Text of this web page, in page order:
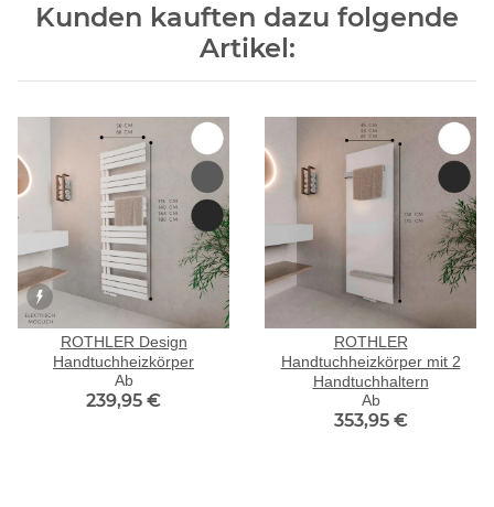
Kunden kauften dazu folgende
Artikel:
ROTHLER Design
Handtuchheizkörper
Ab
239,95 €
ROTHLER
Handtuchheizkörper mit 2
Handtuchhaltern
Ab
353,95 €